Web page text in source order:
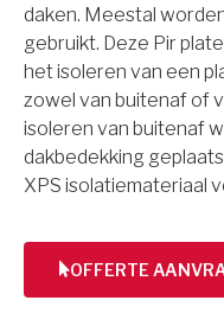
daken. Meestal
gebruikt. Deze Pir
het isoleren van een
zowel van buitenaf of
isoleren van buitenaf
dakbedekking
XPS isolatiemateriaal
OFFERTE